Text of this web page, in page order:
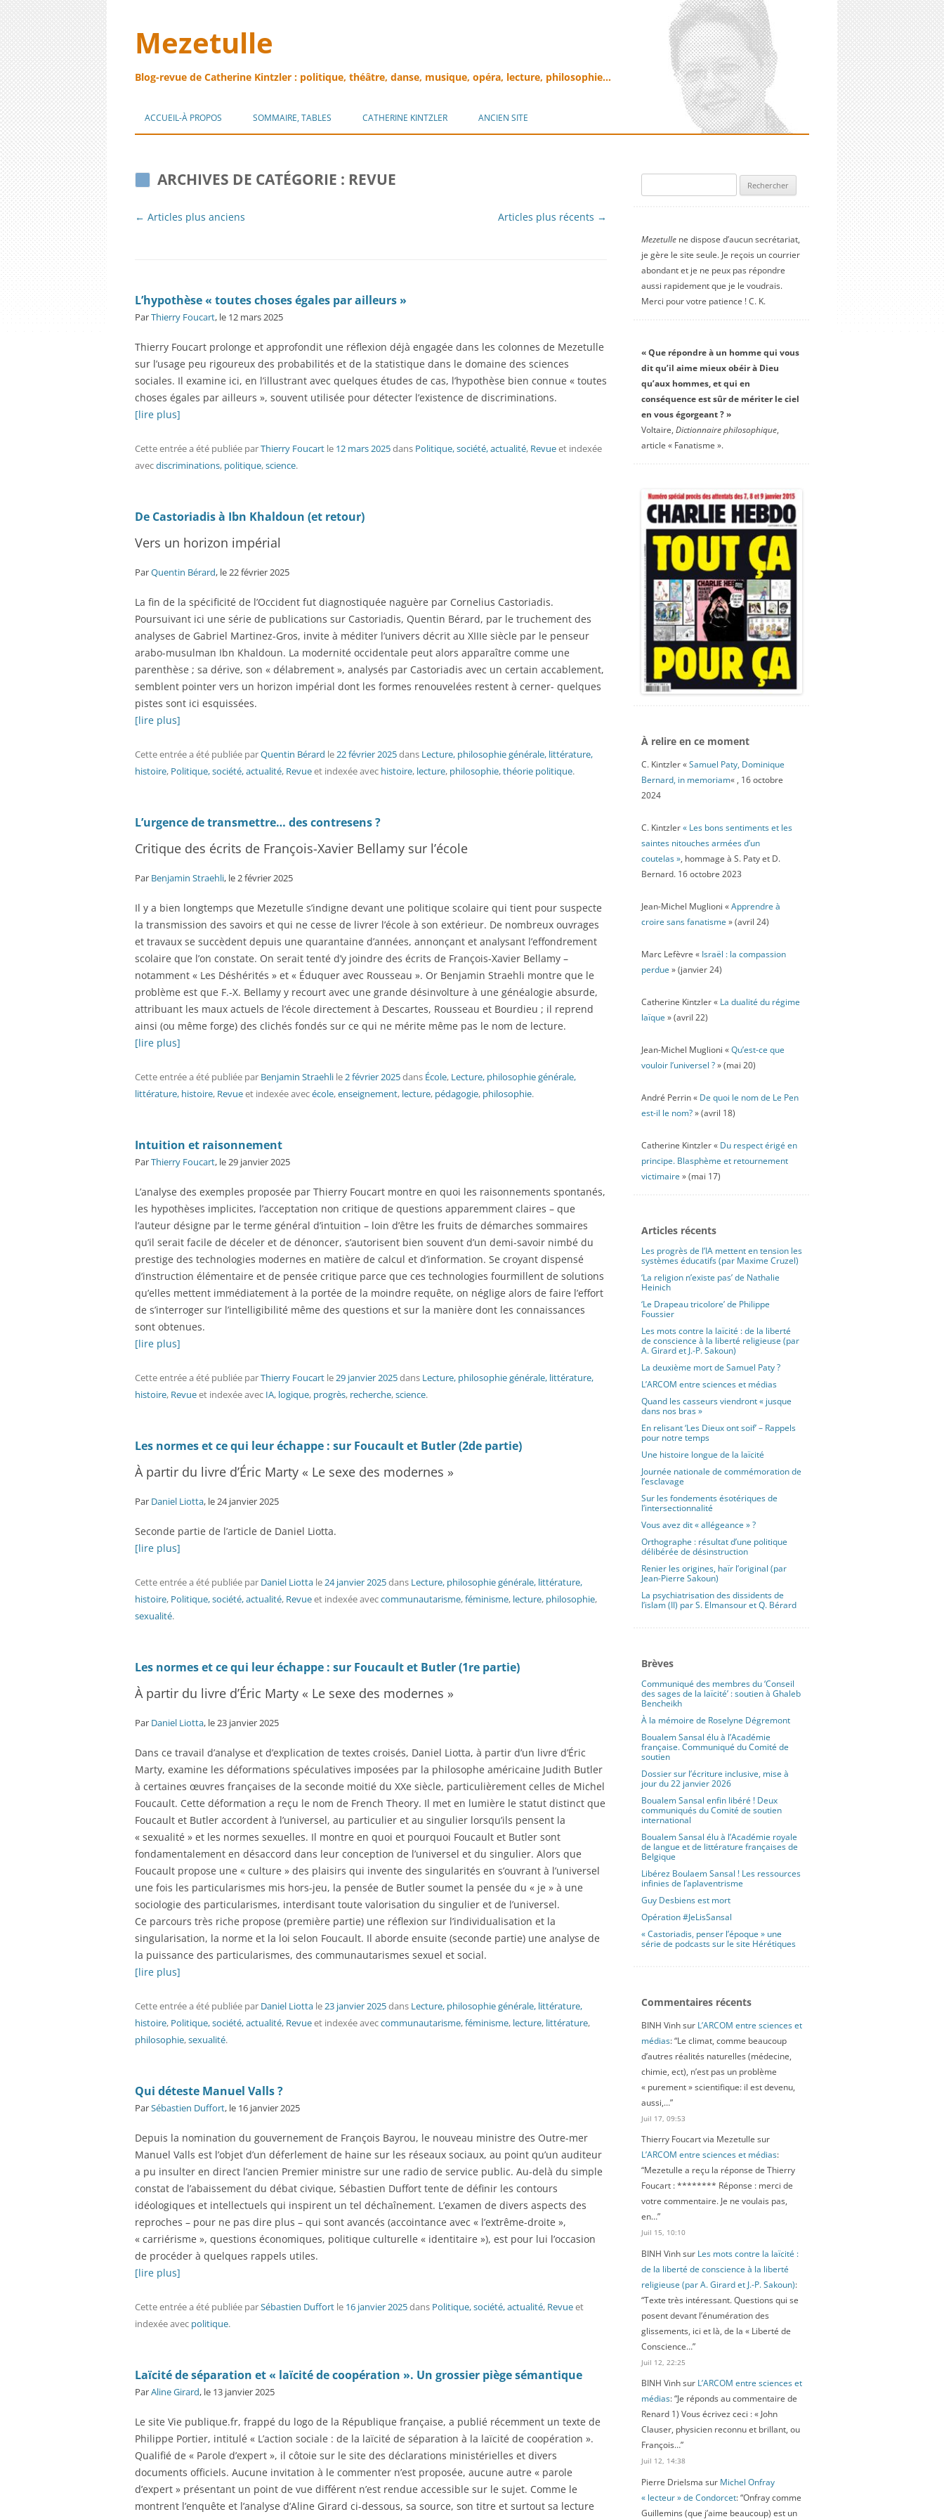
Mezetulle
Blog-revue de Catherine Kintzler : politique, théâtre, danse, musique, opéra, lecture, philosophie…
au
ACCUEIL-À PROPOS SOMMAIRE, TABLES CATHERINE KINTZLER ANCIEN SITE
ARCHIVES DE CATÉGORIE : REVUE
Navigation
← Articles plus anciens Articles plus récents →
L’hypothèse « toutes choses égales par ailleurs »
ParThierry Foucart, le 12 mars 2025
Thierry Foucart prolonge et approfondit une réflexion déjà engagée dans les colonnes de Mezetulle
sur l’usage peu rigoureux des probabilités et de la statistique dans le domaine des sciences
sociales. Il examine ici, en l’illustrant avec quelques études de cas, l’hypothèse bien connue « toutes
choses égales par ailleurs », souvent utilisée pour détecter l’existence de discriminations.
[lire plus]
Cette entrée a été publiée parThierry Foucart le 12 mars 2025dans Politique, société, actualité, Revueet indexée
avecdiscriminations, politique,science.
De Castoriadis à Ibn Khaldoun (et retour)
Vers un horizon impérial
ParQuentin Bérard, le 22 février 2025
La fin de la spécificité de l’Occident fut diagnostiquée naguère par Cornelius Castoriadis.
Poursuivant ici une série de publications sur Castoriadis, Quentin Bérard, par le truchement des
analyses de Gabriel Martinez-Gros, invite à méditer l’univers décrit au XIIIe siècle par le penseur
arabo-musulman Ibn Khaldoun. La modernité occidentale peut alors apparaître comme une
parenthèse ; sa dérive, son « délabrement », analysés par Castoriadis avec un certain accablement,
semblent pointer vers un horizon impérial dont les formes renouvelées restent à cerner- quelques
pistes sont ici esquissées.
[lire plus]
Cette entrée a été publiée parQuentin Bérard le22 février 2025dans Lecture, philosophie générale, littérature,
histoire, Politique, société, actualité, Revueet indexée avec histoire, lecture, philosophie,théorie politique.
L’urgence de transmettre… des contresens ?
Critique des écrits de François-Xavier Bellamy sur l’école
Par Benjamin Straehli, le 2 février 2025
Il y a bien longtemps que Mezetulle s’indigne devant une politique scolaire qui tient pour suspecte
la transmission des savoirs et qui ne cesse de livrer l’école à son extérieur. De nombreux ouvrages
et travaux se succèdent depuis une quarantaine d’années, annonçant et analysant l’effondrement
scolaire que l’on constate. On serait tenté d’y joindre des écrits de François-Xavier Bellamy –
notamment « Les Déshérités » et « Éduquer avec Rousseau ». Or Benjamin Straehli montre que le
problème est que F.-X. Bellamy y recourt avec une grande désinvolture à une généalogie absurde,
attribuant les maux actuels de l’école directement à Descartes, Rousseau et Bourdieu ; il reprend
ainsi (ou même forge) des clichés fondés sur ce qui ne mérite même pas le nom de lecture.
[lire plus]
Cette entrée a été publiée par Benjamin Straehli le2 février 2025dans École, Lecture, philosophie générale,
littérature, histoire, Revueet indexée avecécole,enseignement, lecture, pédagogie, philosophie.
Intuition et raisonnement
ParThierry Foucart, le 29 janvier 2025
L’analyse des exemples proposée par Thierry Foucart montre en quoi les raisonnements spontanés,
les hypothèses implicites, l’acceptation non critique de questions apparemment claires – que
l’auteur désigne par le terme général d’intuition – loin d’être les fruits de démarches sommaires
qu’il serait facile de déceler et de dénoncer, s’autorisent bien souvent d’un demi-savoir nimbé du
prestige des technologies modernes en matière de calcul et d’information. Se croyant dispensé
d’instruction élémentaire et de pensée critique parce que ces technologies fourmillent de solutions
qu’elles mettent immédiatement à la portée de la moindre requête, on néglige alors de faire l’effort
de s’interroger sur l’intelligibilité même des questions et sur la manière dont les connaissances
sont obtenues.
[lire plus]
Cette entrée a été publiée parThierry Foucart le29 janvier 2025dans Lecture, philosophie générale, littérature,
histoire, Revueet indexée avec IA, logique, progrès, recherche,science.
Les normes et ce qui leur échappe : sur Foucault et Butler (2de partie)
À partir du livre d’Éric Marty « Le sexe des modernes »
Par Daniel Liotta, le 24 janvier 2025
Seconde partie de l’article de Daniel Liotta.
[lire plus]
Cette entrée a été publiée par Daniel Liotta le24 janvier 2025dans Lecture, philosophie générale, littérature,
histoire, Politique, société, actualité, Revueet indexée aveccommunautarisme,féminisme, lecture, philosophie,
sexualité.
Les normes et ce qui leur échappe : sur Foucault et Butler (1re partie)
À partir du livre d’Éric Marty « Le sexe des modernes »
Par Daniel Liotta, le 23 janvier 2025
Dans ce travail d’analyse et d’explication de textes croisés, Daniel Liotta, à partir d’un livre d’Éric
Marty, examine les déformations spéculatives imposées par la philosophe américaine Judith Butler
à certaines œuvres françaises de la seconde moitié du XXe siècle, particulièrement celles de Michel
Foucault. Cette déformation a reçu le nom de French Theory. Il met en lumière le statut distinct que
Foucault et Butler accordent à l’universel, au particulier et au singulier lorsqu’ils pensent la
« sexualité » et les normes sexuelles. Il montre en quoi et pourquoi Foucault et Butler sont
fondamentalement en désaccord dans leur conception de l’universel et du singulier. Alors que
Foucault propose une « culture » des plaisirs qui invente des singularités en s’ouvrant à l’universel
une fois les particularismes mis hors-jeu, la pensée de Butler soumet la pensée du « je » à une
sociologie des particularismes, interdisant toute valorisation du singulier et de l’universel.
Ce parcours très riche propose (première partie) une réflexion sur l’individualisation et la
singularisation, la norme et la loi selon Foucault. Il aborde ensuite (seconde partie) une analyse de
la puissance des particularismes, des communautarismes sexuel et social.
[lire plus]
Cette entrée a été publiée par Daniel Liotta le23 janvier 2025dans Lecture, philosophie générale, littérature,
histoire, Politique, société, actualité, Revueet indexée aveccommunautarisme,féminisme, lecture, littérature,
philosophie,sexualité.
Qui déteste Manuel Valls ?
ParSébastien Duffort, le 16 janvier 2025
Depuis la nomination du gouvernement de François Bayrou, le nouveau ministre des Outre-mer
Manuel Valls est l’objet d’un déferlement de haine sur les réseaux sociaux, au point qu’un auditeur
a pu insulter en direct l’ancien Premier ministre sur une radio de service public. Au-delà du simple
constat de l’abaissement du débat civique, Sébastien Duffort tente de définir les contours
idéologiques et intellectuels qui inspirent un tel déchaînement. L’examen de divers aspects des
reproches – pour ne pas dire plus – qui sont avancés (accointance avec « l’extrême-droite »,
« carriérisme », questions économiques, politique culturelle « identitaire »), est pour lui l’occasion
de procéder à quelques rappels utiles.
[lire plus]
Cette entrée a été publiée parSébastien Duffort le 16 janvier 2025dans Politique, société, actualité, Revueet
indexée avec politique.
Laïcité de séparation et « laïcité de coopération ». Un grossier piège sémantique
ParAline Girard, le 13 janvier 2025
Le site Vie publique.fr, frappé du logo de la République française, a publié récemment un texte de
Philippe Portier, intitulé « L’action sociale : de la laïcité de séparation à la laïcité de coopération ».
Qualifié de « Parole d’expert », il côtoie sur le site des déclarations ministérielles et divers
documents officiels. Aucune invitation à le commenter n’est proposée, aucune autre « parole
d’expert » présentant un point de vue différent n’est rendue accessible sur le sujet. Comme le
montrent l’enquête et l’analyse d’Aline Girard ci-dessous, sa source, son titre et surtout sa lecture
Mezetullene dispose d’aucun secrétariat,
je gère le site seule. Je reçois un courrier
abondant et je ne peux pas répondre
aussi rapidement que je le voudrais.
Merci pour votre patience ! C. K.
« Que répondre à un homme qui vous
dit qu’il aime mieux obéir à Dieu
qu’aux hommes, et qui en
conséquence est sûr de mériter le ciel
en vous égorgeant ? »
Voltaire, Dictionnaire philosophique,
article « Fanatisme ».
À relire en ce moment
C. Kintzler «Samuel Paty, Dominique
Bernard, in memoriam« , 16 octobre
2024
C. Kintzler« Les bons sentiments et les
saintes nitouches armées d’un
coutelas », hommage à S. Paty et D.
Bernard. 16 octobre 2023
Jean-Michel Muglioni «Apprendre à
croire sans fanatisme » (avril 24)
Marc Lefèvre « Israël : la compassion
perdue » (janvier 24)
Catherine Kintzler « La dualité du régime
laïque » (avril 22)
Jean-Michel Muglioni «Qu’est-ce que
vouloir l’universel ?» (mai 20)
André Perrin « De quoi le nom de Le Pen
est-il le nom?» (avril 18)
Catherine Kintzler « Du respect érigé en
principe. Blasphème et retournement
victimaire » (mai 17)
Articles récents
Les progrès de l’IA mettent en tension les
systèmes éducatifs (par Maxime Cruzel)
‘La religion n’existe pas’ de Nathalie
Heinich
‘Le Drapeau tricolore’ de Philippe
Foussier
Les mots contre la laïcité : de la liberté
de conscience à la liberté religieuse (par
A. Girard et J.-P. Sakoun)
La deuxième mort de Samuel Paty ?
L’ARCOM entre sciences et médias
Quand les casseurs viendront « jusque
dans nos bras »
En relisant ‘Les Dieux ont soif’ – Rappels
pour notre temps
Une histoire longue de la laïcité
Journée nationale de commémoration de
l’esclavage
Sur les fondements ésotériques de
l’intersectionnalité
Vous avez dit « allégeance » ?
Orthographe : résultat d’une politique
délibérée de désinstruction
Renier les origines, haïr l’original (par
Jean-Pierre Sakoun)
La psychiatrisation des dissidents de
l’islam (II) par S. Elmansour et Q. Bérard
Brèves
Communiqué des membres du ‘Conseil
des sages de la laïcité’ : soutien à Ghaleb
Bencheikh
À la mémoire de Roselyne Dégremont
Boualem Sansal élu à l’Académie
française. Communiqué du Comité de
soutien
Dossier sur l’écriture inclusive, mise à
jour du 22 janvier 2026
Boualem Sansal enfin libéré ! Deux
communiqués du Comité de soutien
international
Boualem Sansal élu à l’Académie royale
de langue et de littérature françaises de
Belgique
Libérez Boulaem Sansal ! Les ressources
infinies de l’aplaventrisme
Guy Desbiens est mort
Opération #JeLisSansal
« Castoriadis, penser l’époque » une
série de podcasts sur le site Hérétiques
Commentaires récents
BINH Vinhsur L’ARCOM entre sciences et
médias: “Le climat, comme beaucoup
d’autres réalités naturelles (médecine,
chimie, ect), n’est pas un problème
« purement » scientifique: il est devenu,
aussi,…”
Juil 17, 09:53
Thierry Foucart via Mezetulle sur
L’ARCOM entre sciences et médias:
“Mezetulle a reçu la réponse de Thierry
Foucart : ******** Réponse : merci de
votre commentaire. Je ne voulais pas,
en…”
Juil 15, 10:10
BINH Vinhsur Les mots contre la laïcité :
de la liberté de conscience à la liberté
religieuse (par A. Girard et J.-P. Sakoun):
“Texte très intéressant. Questions qui se
posent devant l’énumération des
glissements, ici et là, de la « Liberté de
Conscience…”
Juil 12, 22:25
BINH Vinhsur L’ARCOM entre sciences et
médias: “Je réponds au commentaire de
Renard 1) Vous écrivez ceci : « John
Clauser, physicien reconnu et brillant, ou
François…”
Juil 12, 14:38
Pierre Drielsma sur Michel Onfray
« lecteur » de Condorcet: “Onfray comme
Guillemins (que j’aime beaucoup) est un